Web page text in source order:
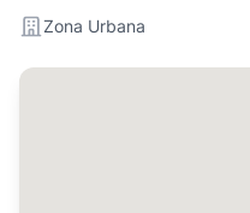
Zona Urbana